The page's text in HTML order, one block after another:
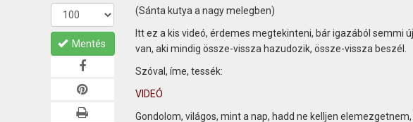
Mentés
(Sánta kutya a nagy melegben)
Itt ez a kis videó, érdemes megtekinteni, bár igazából
van, aki mindig össze-vissza hazudozik, össze-vissza beszél.
Szóval, íme, tessék:
VIDEÓ
Gondolom, világos, mint a nap, hadd ne kelljen